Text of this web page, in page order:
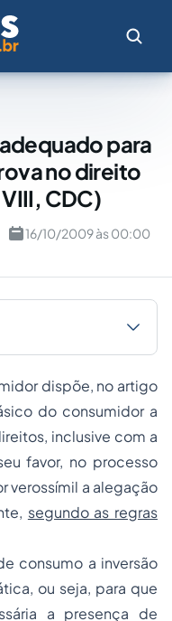
para
no direito
CDC)
16/10/2009 às 00:00
dispõe, no artigo
do consumidor a
inclusive com a
favor, no processo
verossímil a alegação
segundo as regras
consumo a inversão
ou seja, para que
a presença de